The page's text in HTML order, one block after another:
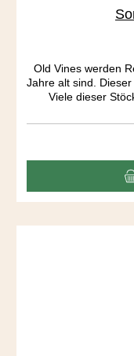
Old Vines werden
Jahre alt sind.
Viele dieser
kleinen
Bewässerung haben
sehr